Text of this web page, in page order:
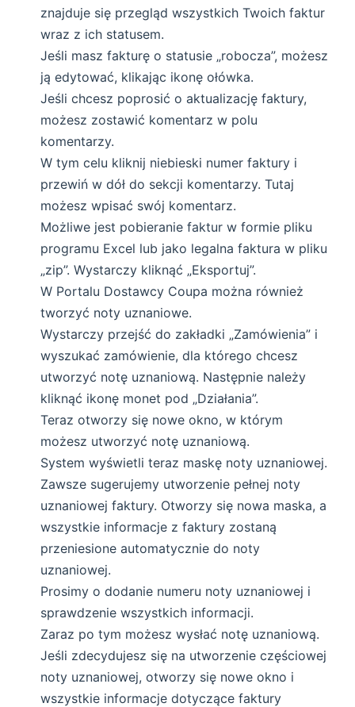
znajduje się przegląd wszystkich Twoich faktur
wraz z ich statusem.
Jeśli masz fakturę o statusie „robocza”, możesz
ją edytować, klikając ikonę ołówka.
Jeśli chcesz poprosić o aktualizację faktury,
możesz zostawić komentarz w polu
komentarzy.
W tym celu kliknij niebieski numer faktury i
przewiń w dół do sekcji komentarzy. Tutaj
możesz wpisać swój komentarz.
Możliwe jest pobieranie faktur w formie pliku
programu Excel lub jako legalna faktura w pliku
„zip”. Wystarczy kliknąć „Eksportuj”.
W Portalu Dostawcy Coupa można również
tworzyć noty uznaniowe.
Wystarczy przejść do zakładki „Zamówienia” i
wyszukać zamówienie, dla którego chcesz
utworzyć notę uznaniową. Następnie należy
kliknąć ikonę monet pod „Działania”.
Teraz otworzy się nowe okno, w którym
możesz utworzyć notę uznaniową.
System wyświetli teraz maskę noty uznaniowej.
Zawsze sugerujemy utworzenie pełnej noty
uznaniowej faktury. Otworzy się nowa maska, a
wszystkie informacje z faktury zostaną
przeniesione automatycznie do noty
uznaniowej.
Prosimy o dodanie numeru noty uznaniowej i
sprawdzenie wszystkich informacji.
Zaraz po tym możesz wysłać notę uznaniową.
Jeśli zdecydujesz się na utworzenie częściowej
noty uznaniowej, otworzy się nowe okno i
wszystkie informacje dotyczące faktury